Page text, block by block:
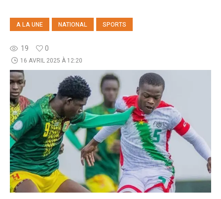
A LA UNE NATIONAL SPORTS
19 0
16 AVRIL 2025 À 12:20